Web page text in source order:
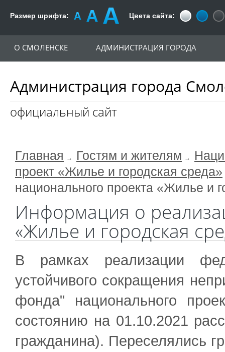
Размер шрифта: Цвета сайта:
Администрация города
официальный сайт
О СМОЛЕНСКЕ АДМИНИСТРАЦИЯ ГОРОДА
Главная Гостям и жителям
проект «Жилье и городская среда»
национального проекта «Жилье и
Информация о
«Жилье и городская
В рамках реализации
устойчивого сокращения
фонда" национального
состоянию на 01.10.2021
гражданина). Переселялись